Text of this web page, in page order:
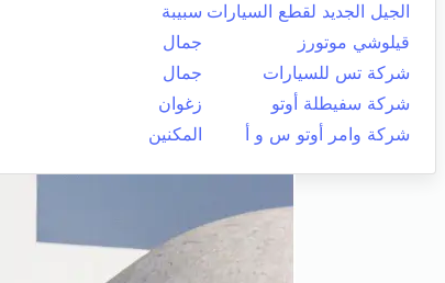
الجيل الجديد لقطع السيارات سبيبة
قيلوشي موتورز
جمال
شركة تس للسيارات
جمال
شركة سفيطلة أوتو
زغوان
شركة وامر أوتو س و أ
المكنين